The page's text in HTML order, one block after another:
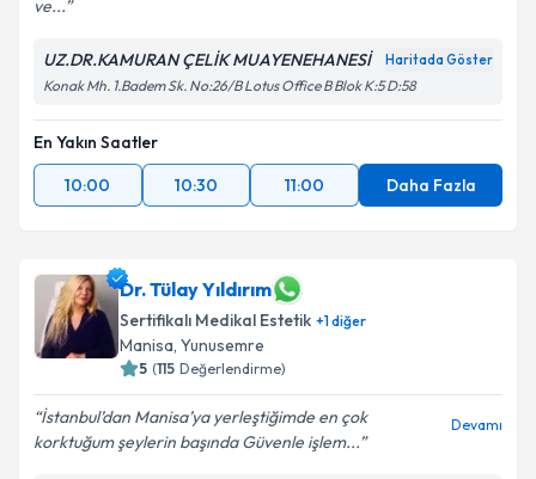
ve...
UZ.DR.KAMURAN ÇELİK MUAYENEHANESİ Haritada Göster
Konak Mh. 1.Badem Sk. No:26/B Lotus Office B Blok K:5 D:58
En Yakın Saatler
10:00
10:30 11:00 Daha Fazla
Dr. Tülay Yıldırım
Sertifikalı Medikal Estetik +1diğer
Manisa, Yunusemre
5 (115 Değerlendirme)
İstanbul’dan Manisa’ya yerleştiğimde en çok
korktuğum şeylerin başında Güvenle işlem...
Devamı